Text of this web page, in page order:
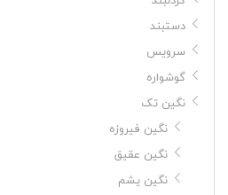
دستبند
سرویس
گوشواره
نگین تک
نگین فیروزه
نگین عقیق
نگین یشم